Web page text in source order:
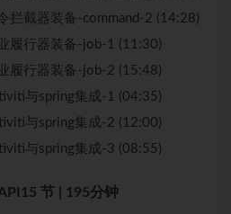
拦截器装备-command-2 (14:28)
履行器装备-job-1 (11:30)
履行器装备-job-2 (15:48)
与spring集成-1 (04:35)
与spring集成-2 (12:00)
与spring集成-3 (08:55)
15 节 | 195分钟